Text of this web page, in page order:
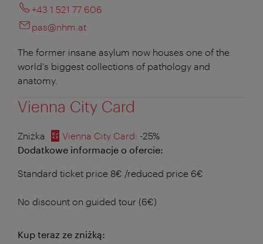
+43 1 521 77 606
pas@nhm.at
The former insane asylum now houses one of the
world's biggest collections of pathology and
anatomy.
Vienna City Card
Zniżka Vienna City Card: -25%
Dodatkowe informacje o ofercie:
Standard ticket price 8€ /reduced price 6€
No discount on guided tour (6€)
Kup teraz ze zniżką: